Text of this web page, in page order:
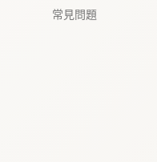
常見問題